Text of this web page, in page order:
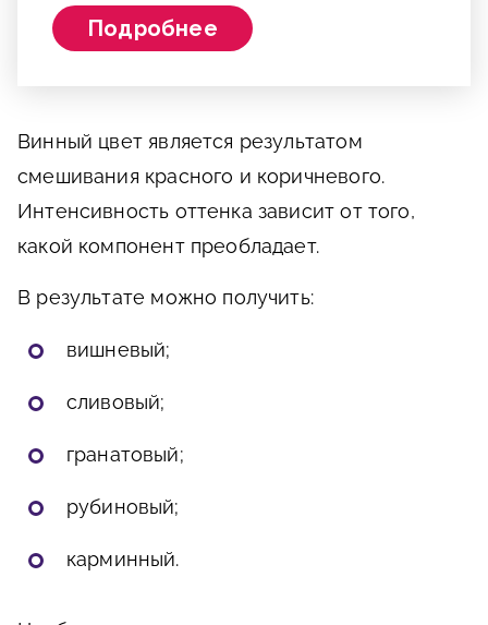
Подробнее
Винный цвет является результатом
смешивания красного и коричневого.
Интенсивность оттенка зависит от того,
какой компонент преобладает.
В результате можно получить:
вишневый;
сливовый;
гранатовый;
рубиновый;
карминный.